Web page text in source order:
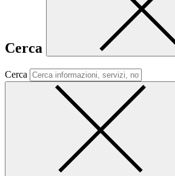
Cerca
Cerca